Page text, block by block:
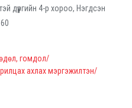
дүүргийн 4-р хороо, Нэгдсэн
гомдол/
ахлах мэргэжилтэн/